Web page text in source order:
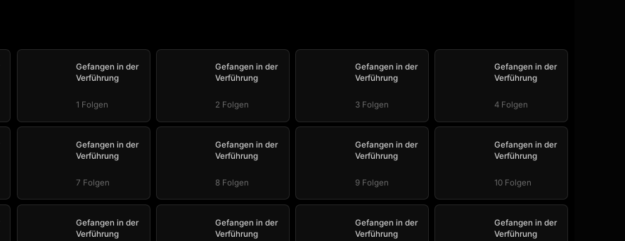
Gefangen in der
Verführung
1 Folgen
Gefangen in der
Verführung
2 Folgen
Gefangen in der
Verführung
3 Folgen
Gefangen in der
Verführung
4 Folgen
Gefangen in der
Verführung
7 Folgen
Gefangen in der
Verführung
8 Folgen
Gefangen in der
Verführung
9 Folgen
Gefangen in der
Verführung
10 Folgen
Gefangen in der
Verführung
Gefangen in der
Verführung
Gefangen in der
Verführung
Gefangen in der
Verführung